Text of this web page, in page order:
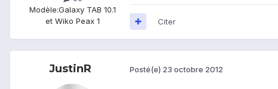
Modèle:Galaxy TAB 10.1
et Wiko Peax 1
Citer
JustinR Posté(e) 23 octobre 2012